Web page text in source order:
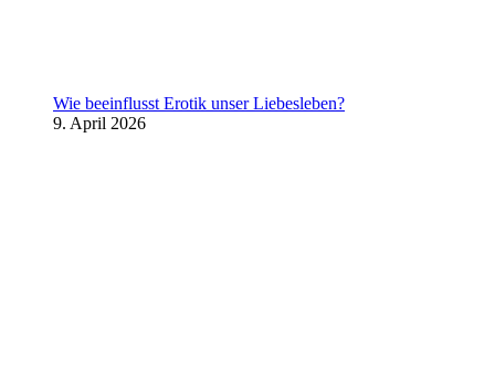
Wie beeinflusst Erotik unser Liebesleben?
9. April 2026